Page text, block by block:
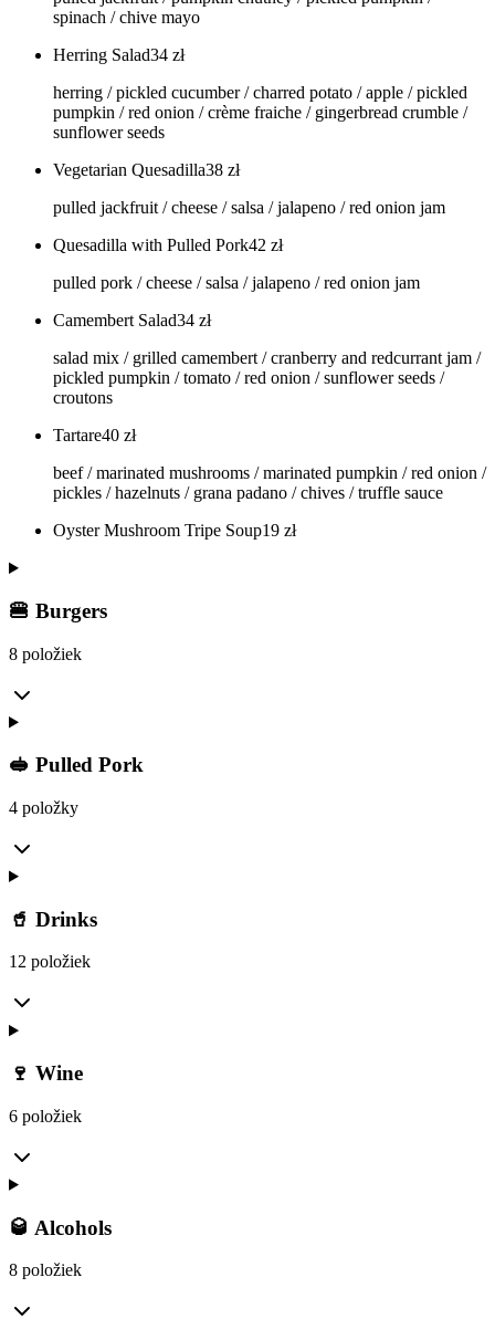
spinach / chive mayo
Herring Salad34 zł
herring / pickled cucumber / charred potato / apple / pickled
pumpkin / red onion / crème fraiche / gingerbread crumble /
sunflower seeds
Vegetarian Quesadilla38 zł
pulled jackfruit / cheese / salsa / jalapeno / red onion jam
Quesadilla with Pulled Pork42 zł
pulled pork / cheese / salsa / jalapeno / red onion jam
Camembert Salad34 zł
salad mix / grilled camembert / cranberry and redcurrant jam /
pickled pumpkin / tomato / red onion / sunflower seeds /
croutons
Tartare40 zł
beef / marinated mushrooms / marinated pumpkin / red onion /
pickles / hazelnuts / grana padano / chives / truffle sauce
Oyster Mushroom Tripe Soup19 zł
🍔 Burgers
8 položiek
🥪 Pulled Pork
4 položky
🥤 Drinks
12 položiek
🍷 Wine
6 položiek
🥃 Alcohols
8 položiek